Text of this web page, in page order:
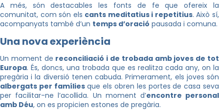
A més, són destacables les fonts de fe que ofereix la
comunitat, com són els cants meditatius i repetitius. Això sí,
acompanyats també d’un temps d’oració pausada i comuna.
Una nova experiència
Un moment de reconciliació i de trobada amb joves de tot
Europa. És, doncs, una trobada que es realitza cada any, on la
pregària i la diversió tenen cabuda. Primerament, els joves són
albergats per famíliesque els obren les portes de casa seva
per facilitar-ne l’acollida. Un moment d’encontre personal
amb Déu, on es propicien estones de pregària.